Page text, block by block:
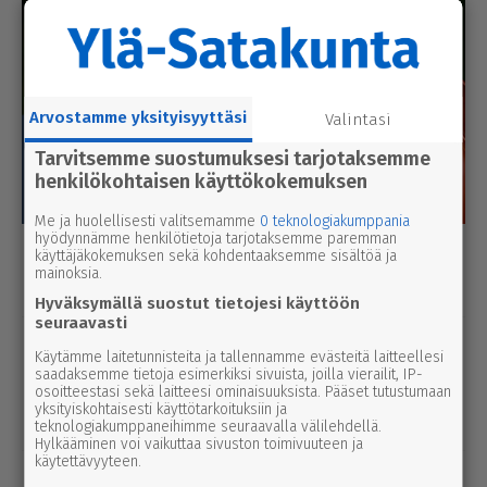
Luetuimmat
Tänään Viikko Kuukausi
Janne Ojala näkee Parkanon ase­man­
seu­dussa mah­dol­li­suu­den ravi- ja
tapah­tu­ma­kes­kuk­selle
uutinen
Arvostamme yksityisyyttäsi Valintasi
Tarvitsemme suostumuksesi tarjotaksemme
henkilökohtaisen käyttökokemuksen
Me ja huolellisesti valitsemamme 0 teknologiakumppania
hyödynnämme henkilötietoja tarjotaksemme paremman
käyttäjäkokemuksen sekä kohdentaaksemme sisältöä ja
mainoksia.
Hyväksymällä suostut tietojesi käyttöön
seuraavasti
Käytämme laitetunnisteita ja tallennamme evästeitä laitteellesi
saadaksemme tietoja esimerkiksi sivuista, joilla vierailit, IP-
osoitteestasi sekä laitteesi ominaisuuksista. Pääset tutustumaan
yksityiskohtaisesti käyttötarkoituksiin ja
teknologiakumppaneihimme seuraavalla välilehdellä.
Hylkääminen voi vaikuttaa sivuston toimivuuteen ja
käytettävyyteen.